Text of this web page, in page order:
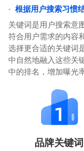
根据用户搜索习惯
关键词是用户搜索意
符合用户需求的内容
选择更合适的关键词
中自然地融入这些关
中的排名，增加曝光
品牌关键词